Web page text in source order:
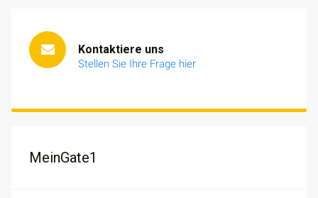
Kontaktiere uns
Stellen Sie Ihre Frage hier
MeinGate1